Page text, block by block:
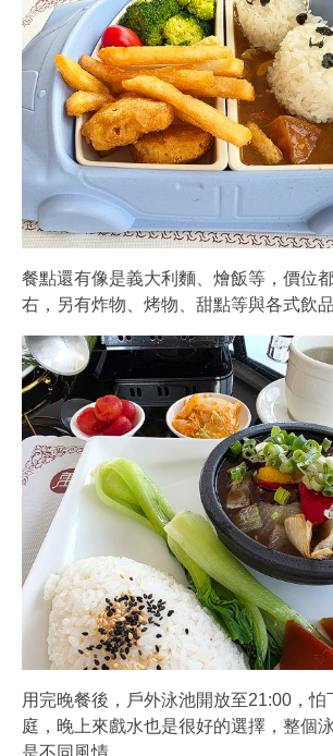
餐點還有像是義大利麵、燴飯等，價位
右，另有炸物、烤物、甜點等與各式飲品
用完晚餐後，戶外泳池開放至21:00，怕
庭，晚上來戲水也是很好的選擇，整個
是不同風情。